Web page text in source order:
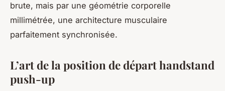
brute, mais par une géométrie corporelle
millimétrée, une architecture musculaire
parfaitement synchronisée.
L’art de la position de départ handstand
push-up